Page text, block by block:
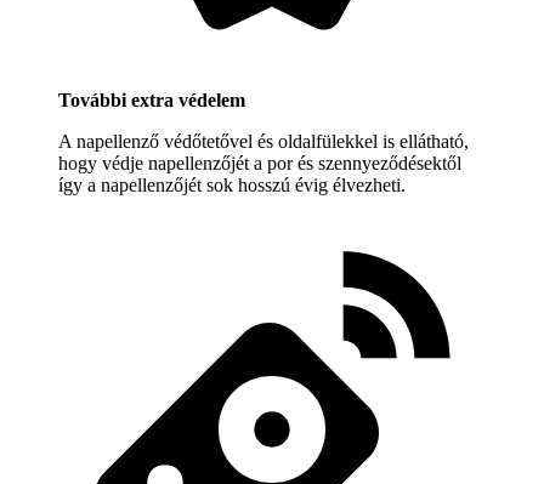
További extra védelem
A napellenző védőtetővel és oldalfülekkel is ellátható,
hogy védje napellenzőjét a por és szennyeződésektől
így a napellenzőjét sok hosszú évig élvezheti.